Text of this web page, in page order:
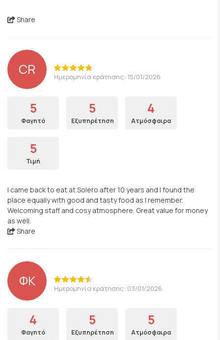
Share
CR Ημερομηνία κράτησης: 15/01/2026
5
Φαγητό
5
Εξυπηρέτηση
4
Ατμόσφαιρα
5
Τιμή
I came back to eat at Solero after 10 years and I found the
place equally with good and tasty food as I remember.
Welcoming staff and cosy atmosphere. Great value for money
as well.
Share
ΦΚ Ημερομηνία κράτησης: 03/01/2026
4
Φαγητό
5
Εξυπηρέτηση
5
Ατμόσφαιρα